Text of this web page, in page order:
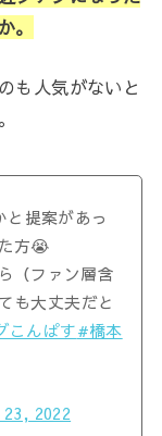
。
も人気がないと
提案があっ
方😭
（ファン層含
も大丈夫だと
こんぱす#橋本
23, 2022